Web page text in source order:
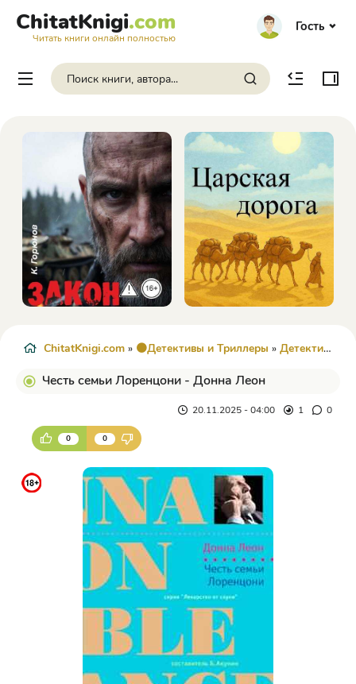
ChitatKnigi.com
Читать книги онлайн полностью
Гость
ChitatKnigi.com » 🟠Детективы и Триллеры » Детектив »
Честь семьи Лоренцони - Донна Леон
20.11.2025 - 04:00 1 0
0 0